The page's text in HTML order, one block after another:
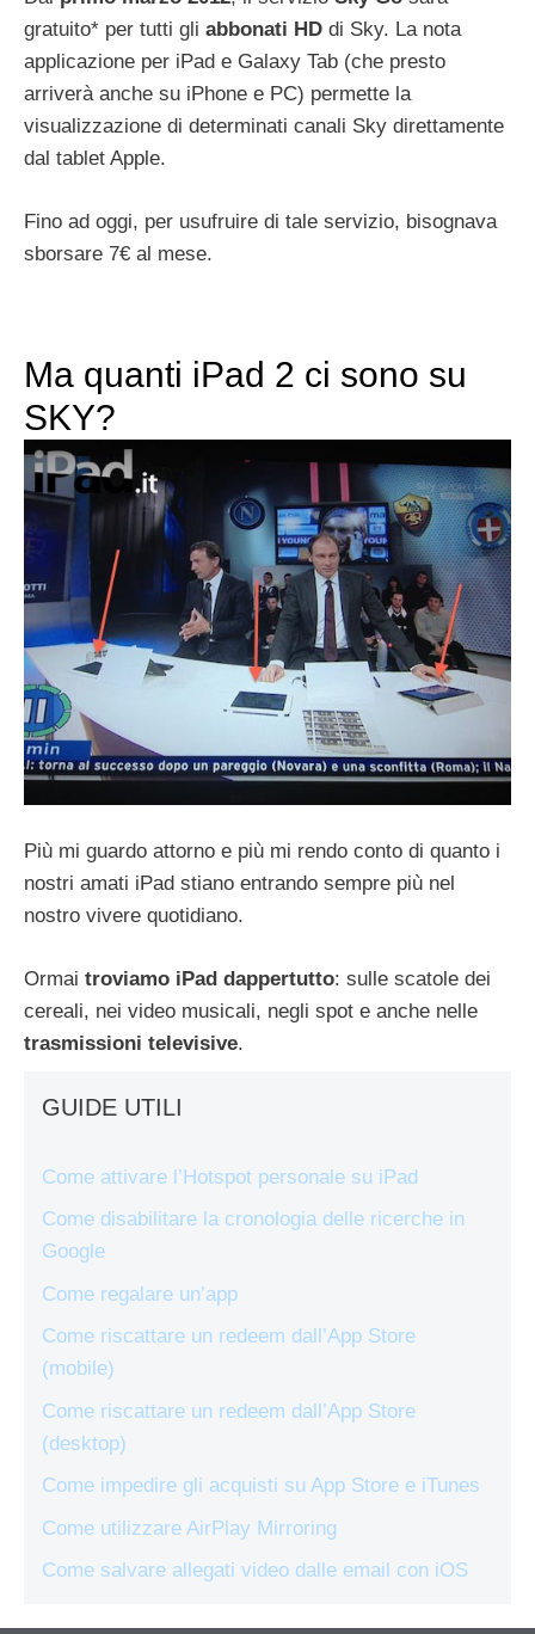
gratuito* per tutti gli abbonati HD di Sky. La nota
applicazione per iPad e Galaxy Tab (che presto
arriverà anche su iPhone e PC) permette la
visualizzazione di determinati canali Sky direttamente
dal tablet Apple.
Fino ad oggi, per usufruire di tale servizio, bisognava
sborsare 7€ al mese.
Ma quanti iPad 2 ci sono su
SKY?
Più mi guardo attorno e più mi rendo conto di quanto i
nostri amati iPad stiano entrando sempre più nel
nostro vivere quotidiano.
Ormai troviamo iPad dappertutto: sulle scatole dei
cereali, nei video musicali, negli spot e anche nelle
trasmissioni televisive.
GUIDE UTILI
Come attivare l’Hotspot personale su iPad
Come disabilitare la cronologia delle ricerche in
Google
Come regalare un’app
Come riscattare un redeem dall’App Store
(mobile)
Come riscattare un redeem dall’App Store
(desktop)
Come impedire gli acquisti su App Store e iTunes
Come utilizzare AirPlay Mirroring
Come salvare allegati video dalle email con iOS